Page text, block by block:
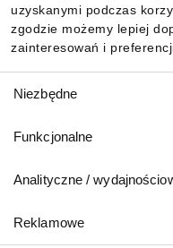
uzyskanymi podczas
zgodzie możemy lepiej
zainteresowań i
zgody
Niezbędne
Funkcjonalne
Analityczne /
Reklamowe